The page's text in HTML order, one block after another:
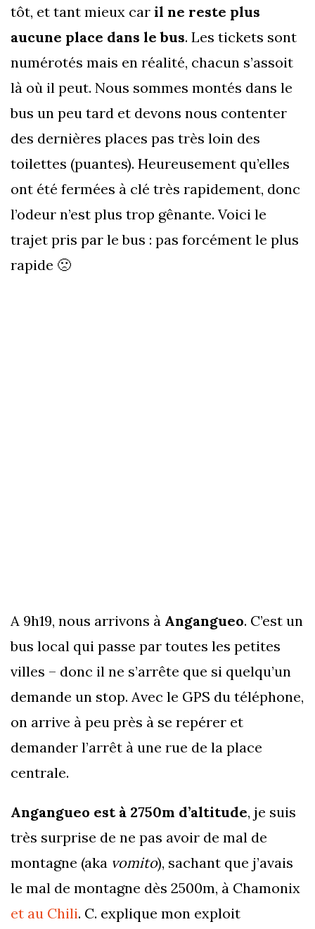
tôt, et tant mieux car il ne reste plus
aucune place dans le bus. Les tickets sont
numérotés mais en réalité, chacun s’assoit
là où il peut. Nous sommes montés dans le
bus un peu tard et devons nous contenter
des dernières places pas très loin des
toilettes (puantes). Heureusement qu’elles
ont été fermées à clé très rapidement, donc
l’odeur n’est plus trop gênante. Voici le
trajet pris par le bus : pas forcément le plus
rapide 🙁
A 9h19, nous arrivons à Angangueo. C’est un
bus local qui passe par toutes les petites
villes – donc il ne s’arrête que si quelqu’un
demande un stop. Avec le GPS du téléphone,
on arrive à peu près à se repérer et
demander l’arrêt à une rue de la place
centrale.
Angangueo est à 2750m d’altitude, je suis
très surprise de ne pas avoir de mal de
montagne (aka vomito), sachant que j’avais
le mal de montagne dès 2500m, à Chamonix
et au Chili. C. explique mon exploit